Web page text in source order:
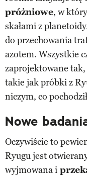
próżniowe, w
skałami z
do przechowania
azotem. Wszystkie
zaprojektowane
takie jak próbki z
niczym, co
Nowe
Oczywiście to
Ryugu jest
wyjmowana i